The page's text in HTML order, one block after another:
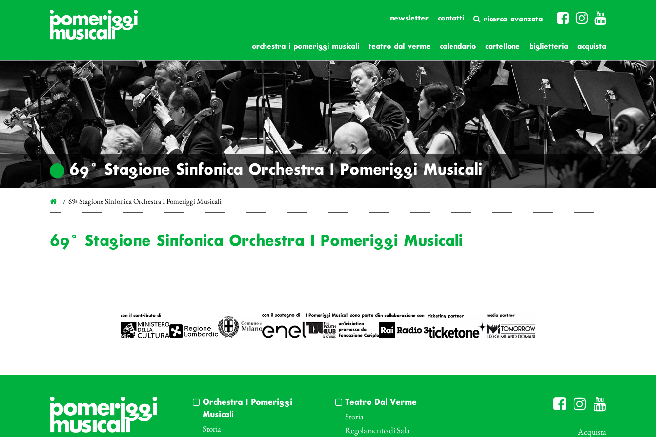
newsletter contatti ricerca avanzata
orchestra i pomeriggi musicali teatro dal verme calendario cartellone biglietteria acquista
69ª Stagione Sinfonica Orchestra I Pomeriggi Musicali
69ª Stagione Sinfonica Orchestra I Pomeriggi Musicali
69ª Stagione Sinfonica Orchestra I Pomeriggi Musicali
Orchestra I Pomeriggi
Musicali
Storia
Teatro Dal Verme
Storia
Regolamento di Sala
Acquista